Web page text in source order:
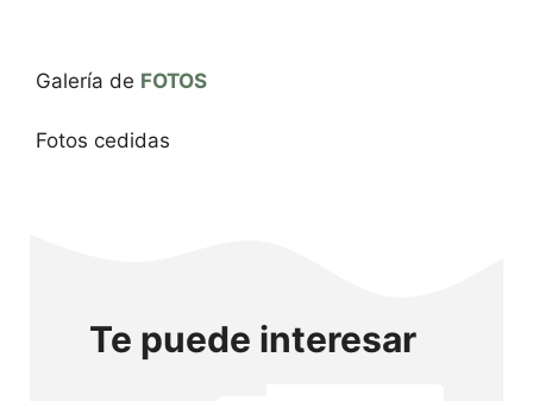
Galería de FOTOS
Fotos cedidas
Te puede interesar